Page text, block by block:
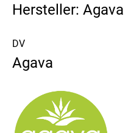
Hersteller: Agava
DV
Agava